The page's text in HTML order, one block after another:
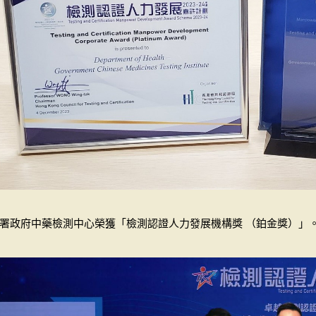
政府中藥檢測中心榮獲「檢測認證人力發展機構獎 （鉑金獎）」